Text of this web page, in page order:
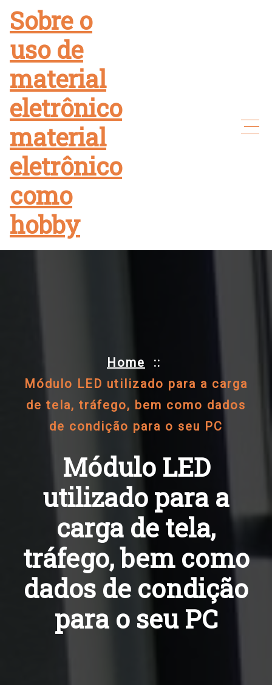
content
Sobre o
uso de
material
eletrônico
material
eletrônico
como
hobby
Home ::
Módulo LED utilizado para a carga
de tela, tráfego, bem como dados
de condição para o seu PC
Módulo LED
utilizado para a
carga de tela,
tráfego, bem como
dados de condição
para o seu PC